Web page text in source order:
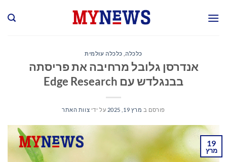
כלכלה, כלכלה עולמית
אנדרסן גלובל מרחיבה את פריסתה
בבנגלדש עם Edge Research
פורסם ב מרץ 19, 2025 על ידי צוות האתר
19
מרץ